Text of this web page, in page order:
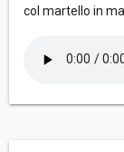
col martello in